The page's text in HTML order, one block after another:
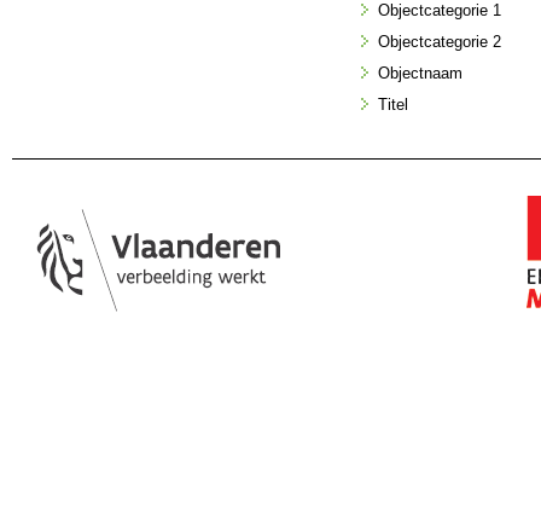
Objectcategorie 1
Objectcategorie 2
Objectnaam
Titel